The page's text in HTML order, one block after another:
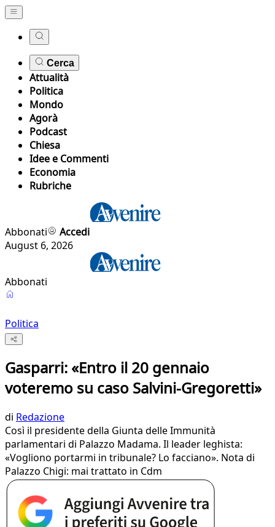
Cerca
Attualità
Politica
Mondo
Agorà
Podcast
Chiesa
Idee e Commenti
Economia
Rubriche
Abbonati
Accedi
August 6, 2026
Abbonati
Politica
Gasparri: «Entro il 20 gennaio
voteremo su caso Salvini-Gregoretti»
di Redazione
Così il presidente della Giunta delle Immunità
parlamentari di Palazzo Madama. Il leader leghista:
«Vogliono portarmi in tribunale? Lo facciano». Nota di
Palazzo Chigi: mai trattato in Cdm